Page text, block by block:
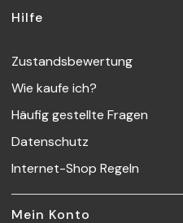
Hilfe
Zustandsbewertung
Wie kaufe ich?
Häufig gestellte Fragen
Datenschutz
Internet-Shop Regeln
Mein Konto